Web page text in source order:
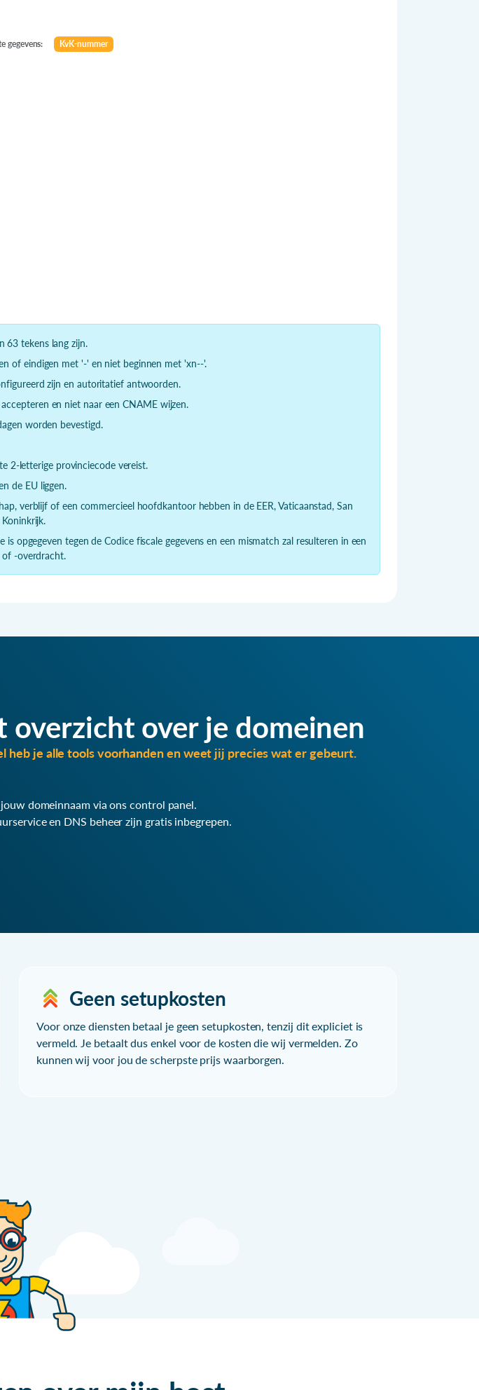
gegevens: KvK-nummer
63 tekens lang zijn.
of eindigen met '-' en niet beginnen met 'xn--'.
zijn en autoritatief antwoorden.
en niet naar een CNAME wijzen.
worden bevestigd.
2-letterige provinciecode vereist.
de EU liggen.
verblijf of een commercieel hoofdkantoor hebben in de EER, Vaticaanstad, San
opgegeven tegen de Codice fiscale gegevens en een mismatch zal resulteren in een
of -overdracht.
overzicht over je domeinen
heb je alle tools voorhanden en weet jij precies wat er gebeurt.
domeinnaam via ons control panel.
en DNS beheer zijn gratis inbegrepen.
Geen setupkosten
Voor onze diensten betaal je geen setupkosten, tenzij dit expliciet is
vermeld. Je betaalt dus enkel voor de kosten die wij vermelden. Zo
kunnen wij voor jou de scherpste prijs waarborgen.